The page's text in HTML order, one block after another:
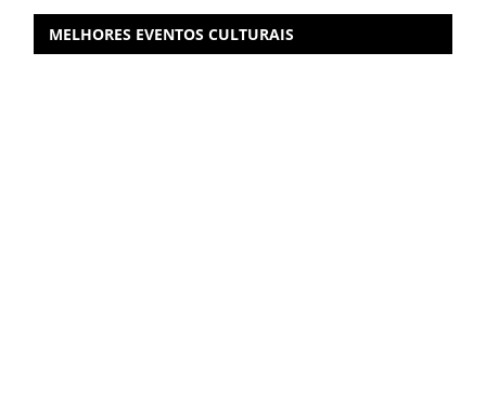
MELHORES EVENTOS CULTURAIS